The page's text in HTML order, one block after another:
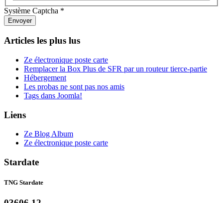
Système Captcha *
Envoyer
Articles les plus lus
Ze électronique poste carte
Remplacer la Box Plus de SFR par un routeur tierce-partie
Hébergement
Les probas ne sont pas nos amis
Tags dans Joomla!
Liens
Ze Blog Album
Ze électronique poste carte
Stardate
TNG Stardate